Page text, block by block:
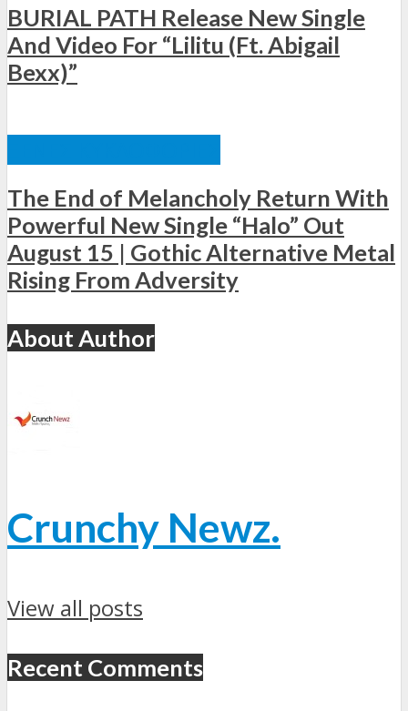
BURIAL PATH Release New Single
And Video For “Lilitu (Ft. Abigail
Bexx)”
The End of Melancholy Return With
Powerful New Single “Halo” Out
August 15 | Gothic Alternative Metal
Rising From Adversity
About Author
Crunchy Newz.
View all posts
Recent Comments